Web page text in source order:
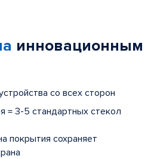
инновационным
со всех сторон
= 3-5 стандартных стекол
покрытия сохраняет